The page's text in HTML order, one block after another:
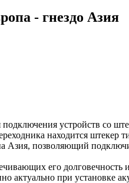
- гнездо Азия
устройств со
находится
позволяющий
его
актуально при установке